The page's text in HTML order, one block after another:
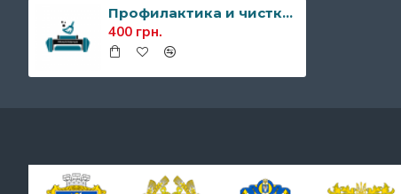
Профилактика и чистка принтера
400 грн.